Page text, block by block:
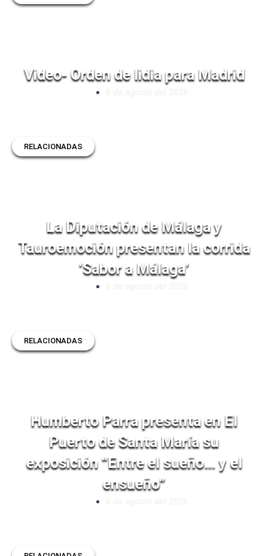
Video- Orden de lidia para Madrid
RELACIONADAS
La Diputación de Málaga y
Tauroemoción presentan la corrida
‘Sabor a Málaga’
RELACIONADAS
Humberto Parra presenta en El
Puerto de Santa María su
exposición “Entre el sueño… y el
ensueño”